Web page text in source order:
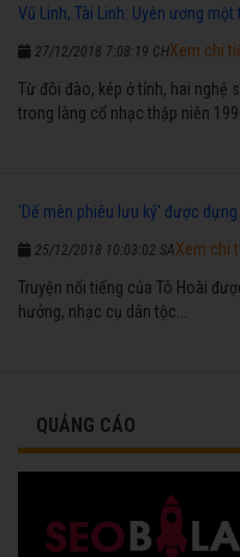
Vũ Linh, Tài Linh: Uyên ương
27/12/2018 7:08:19 CH
Từ đôi đào, kép ở tỉnh, hai nghệ
trong làng cổ nhạc thập niên
Xem chi
'Dế mèn phiêu lưu ký' được
25/12/2018 10:03:02 SA
Truyện nổi tiếng của Tô Hoài
hưởng, nhạc cụ dân tộc...
Xem chi
QUẢNG CÁO